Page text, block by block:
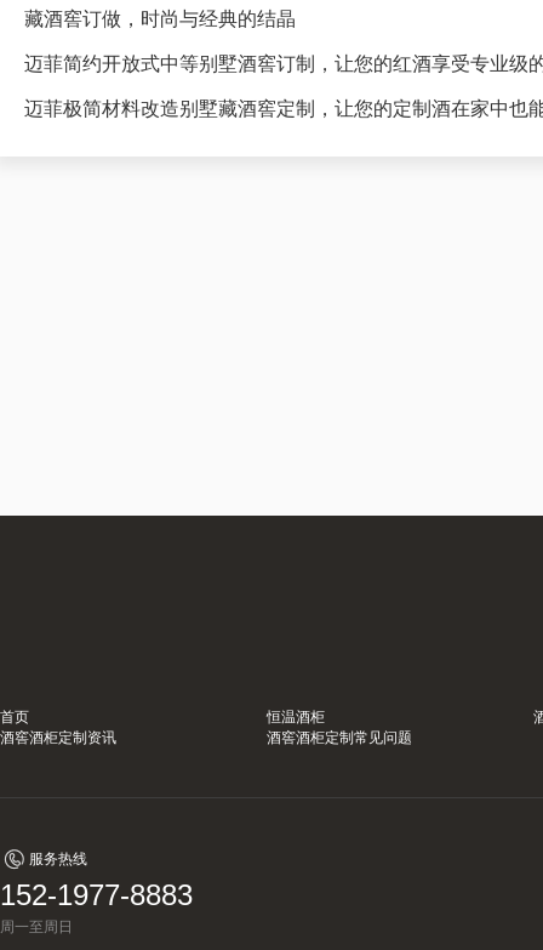
藏酒窖订做，时尚与经典的结晶
迈菲简约开放式中等别墅酒窖订制，让您的红酒享受专业级
迈菲极简材料改造别墅藏酒窖定制，让您的定制酒在家中也
首页 恒温酒柜
酒窖酒柜定制资讯
酒窖酒柜定制常见问题
服务热线
152-1977-8883
周一至周日